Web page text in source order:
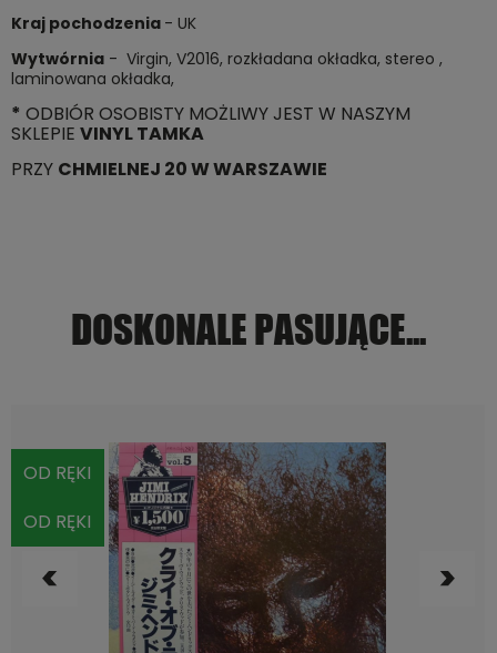
Kraj pochodzenia - UK
Wytwórnia - Virgin, V2016, rozkładana okładka, stereo ,
laminowana okładka,
* ODBIÓR OSOBISTY MOŻLIWY JEST W NASZYM
SKLEPIE VINYL TAMKA
PRZY CHMIELNEJ 20 W WARSZAWIE
DOSKONALE PASUJĄCE...
OD RĘKI
OD RĘKI